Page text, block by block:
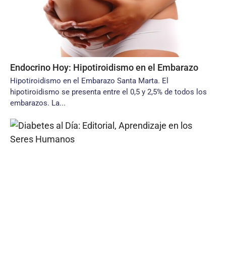
Endocrino Hoy: Hipotiroidismo en el Embarazo
Hipotiroidismo en el Embarazo Santa Marta. El
hipotiroidismo se presenta entre el 0,5 y 2,5% de todos los
embarazos. La...